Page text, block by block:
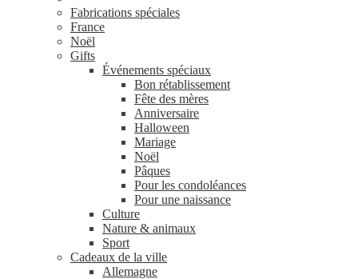
Fabrications spéciales
France
Noël
Gifts
Événements spéciaux
Bon rétablissement
Fête des mères
Anniversaire
Halloween
Mariage
Noël
Pâques
Pour les condoléances
Pour une naissance
Culture
Nature & animaux
Sport
Cadeaux de la ville
Allemagne